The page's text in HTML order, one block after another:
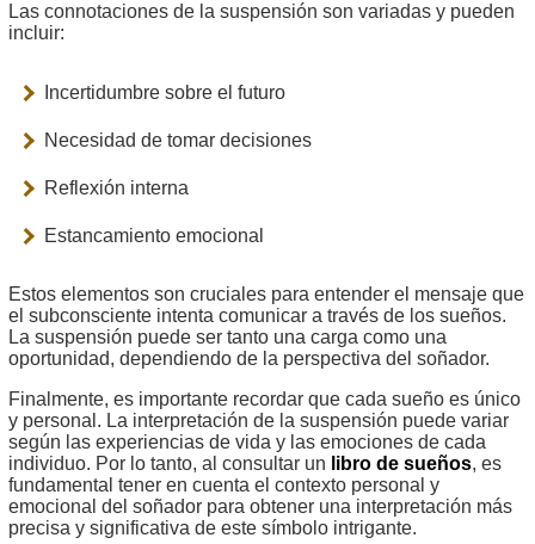
Las connotaciones de la suspensión son variadas y pueden
incluir:
Incertidumbre sobre el futuro
Necesidad de tomar decisiones
Reflexión interna
Estancamiento emocional
Estos elementos son cruciales para entender el mensaje que
el subconsciente intenta comunicar a través de los sueños.
La suspensión puede ser tanto una carga como una
oportunidad, dependiendo de la perspectiva del soñador.
Finalmente, es importante recordar que cada sueño es único
y personal. La interpretación de la suspensión puede variar
según las experiencias de vida y las emociones de cada
individuo. Por lo tanto, al consultar un libro de sueños, es
fundamental tener en cuenta el contexto personal y
emocional del soñador para obtener una interpretación más
precisa y significativa de este símbolo intrigante.